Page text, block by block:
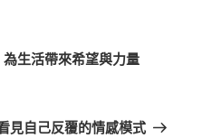
生活帶來希望與力量
見自己反覆的情感模式